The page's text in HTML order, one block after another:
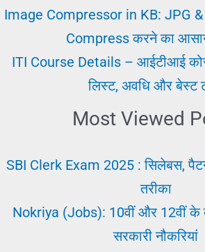
Image Compressor in KB: JPG
Compress करने का
ITI Course Details – आईटीआई
लिस्ट, अवधि और बेस्ट
Most Viewed
SBI Clerk Exam 2025 : सिलेबस,
तरीका
Nokriya (Jobs): 10वीं और 12वीं के
सरकारी नौकरियां